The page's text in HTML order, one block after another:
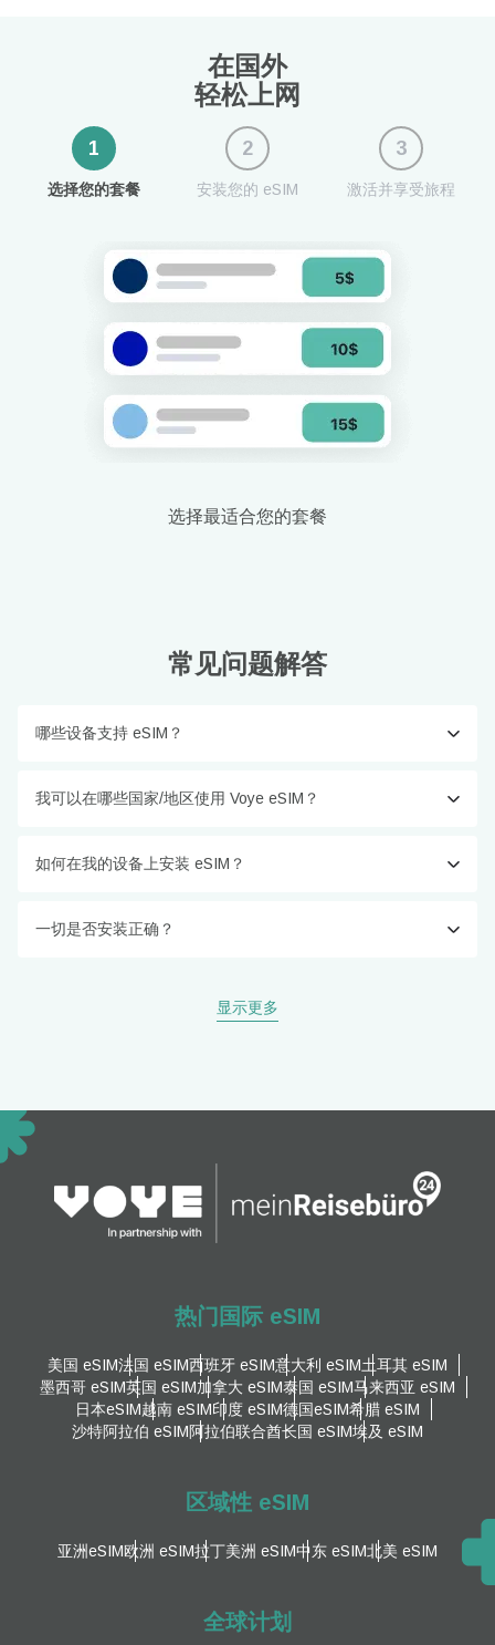
在国外
轻松上网
1
选择您的套餐
2
安装您的 eSIM
3
激活并享受旅程
选择最适合您的套餐
常见问题解答
哪些设备支持 eSIM？
我可以在哪些国家/地区使用 Voye eSIM？
如何在我的设备上安装 eSIM？
一切是否安装正确？
显示更多
热门国际 eSIM
美国 eSIM法国 eSIM西班牙 eSIM意大利 eSIM土耳其 eSIM
墨西哥 eSIM英国 eSIM加拿大 eSIM泰国 eSIM马来西亚 eSIM
日本eSIM越南 eSIM印度 eSIM德国eSIM希腊 eSIM
沙特阿拉伯 eSIM阿拉伯联合酋长国 eSIM埃及 eSIM
区域性 eSIM
亚洲eSIM欧洲 eSIM拉丁美洲 eSIM中东 eSIM北美 eSIM
全球计划